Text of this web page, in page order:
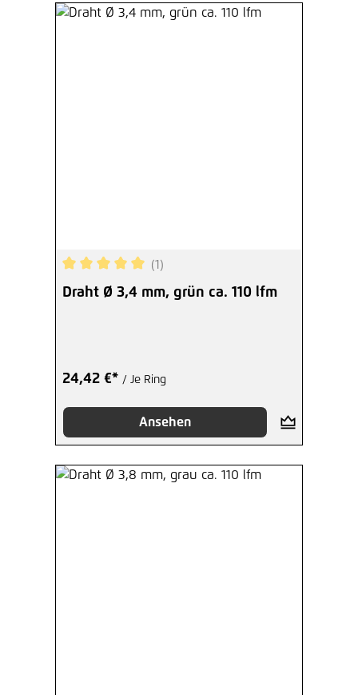
Durchschnittliche Bewertung von 5 von 5
(1)
Draht Ø 3,4 mm, grün ca. 110 lfm
24,42 €* / Je Ring
Ansehen